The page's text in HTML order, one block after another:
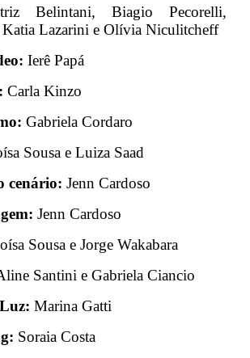
Belintani, Biagio Pecorelli,
Katia Lazarini e Olívia Niculitcheff
Ierê Papá
Carla Kinzo
Gabriela Cordaro
Sousa e Luiza Saad
cenário:Jenn Cardoso
Jenn Cardoso
Sousa e Jorge Wakabara
Santini e Gabriela Ciancio
Luz:Marina Gatti
Soraia Costa